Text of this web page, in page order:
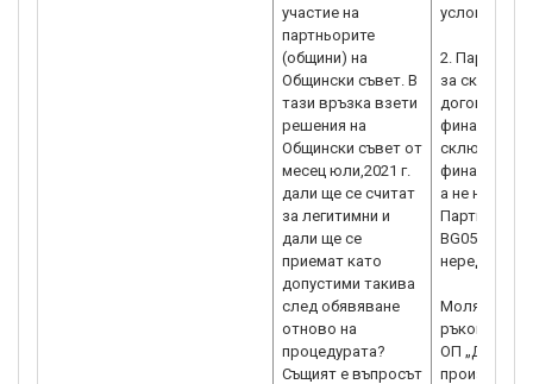
участие на
партньорите
(общини) на
Общински съвет. В
тази връзка взети
решения на
Общински съвет от
месец юли,2021 г.
дали ще се считат
за легитимни и
дали ще се
приемат като
допустими такива
след обявяване
отново на
процедурата?
Същият е въпросът
условия за
2.
за
договор за
финансова
сключвано
а не на
нередовен
Моля да
ОП „Добро